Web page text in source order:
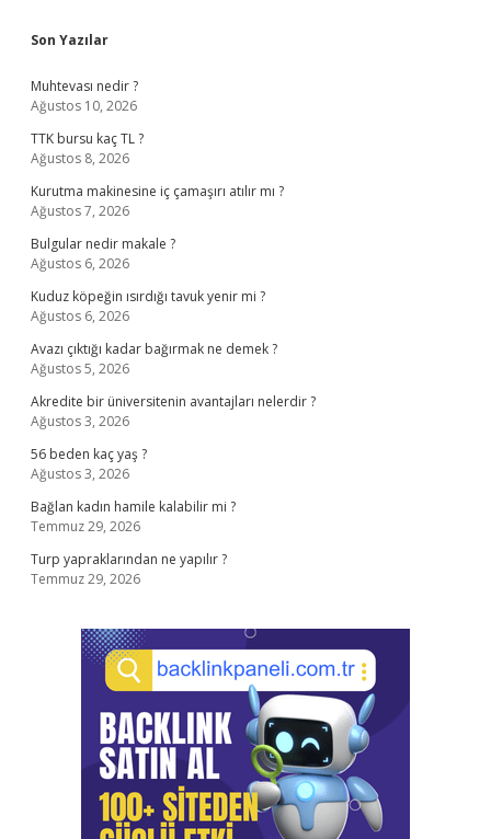
Sidebar
Son Yazılar
Muhtevası nedir ?
Ağustos 10, 2026
TTK bursu kaç TL ?
Ağustos 8, 2026
Kurutma makinesine iç çamaşırı atılır mı ?
Ağustos 7, 2026
Bulgular nedir makale ?
Ağustos 6, 2026
Kuduz köpeğin ısırdığı tavuk yenir mi ?
Ağustos 6, 2026
Avazı çıktığı kadar bağırmak ne demek ?
Ağustos 5, 2026
Akredite bir üniversitenin avantajları nelerdir ?
Ağustos 3, 2026
56 beden kaç yaş ?
Ağustos 3, 2026
Bağlan kadın hamile kalabilir mi ?
Temmuz 29, 2026
Turp yapraklarından ne yapılır ?
Temmuz 29, 2026